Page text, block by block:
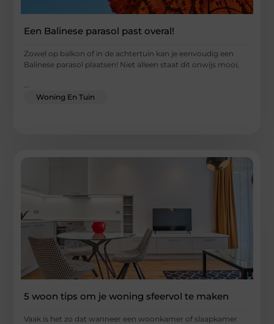
Een Balinese parasol past overal!
Zowel op balkon of in de achtertuin kan je eenvoudig een
Balinese parasol plaatsen! Niet alleen staat dit onwijs mooi,
Woning En Tuin
5 woon tips om je woning sfeervol te maken
Vaak is het zo dat wanneer een woonkamer of slaapkamer